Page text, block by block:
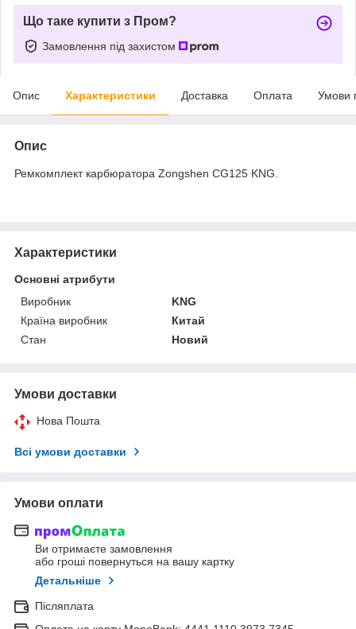
Що таке купити з Пром?
Замовлення під захистом
Опис Характеристики Доставка Оплата Умови
Опис
Ремкомплект карбюратора Zongshen CG125 KNG.
Характеристики
Основні атрибути
Виробник
KNG
Країна виробник
Китай
Стан
Новий
Умови доставки
Нова Пошта
Всі умови доставки
Умови оплати
Ви отримаєте замовлення
або гроші повернуться на вашу картку
Детальніше
Післяплата